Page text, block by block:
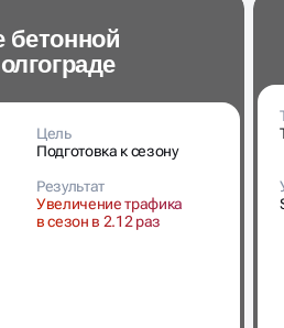
Цель
Подготовка к сезону
Результат
Увеличение трафика
в сезон в 2.12 раз